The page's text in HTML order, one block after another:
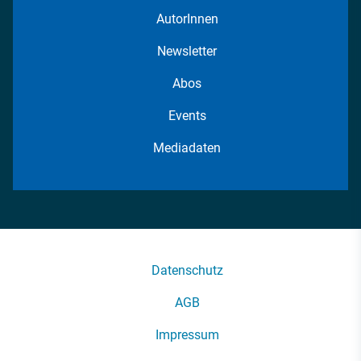
AutorInnen
Newsletter
Abos
Events
Mediadaten
Datenschutz
AGB
Impressum